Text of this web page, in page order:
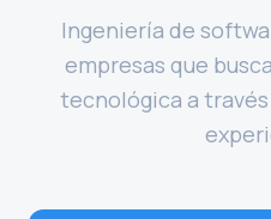
Ingeniería de
empresas que
tecnológica a